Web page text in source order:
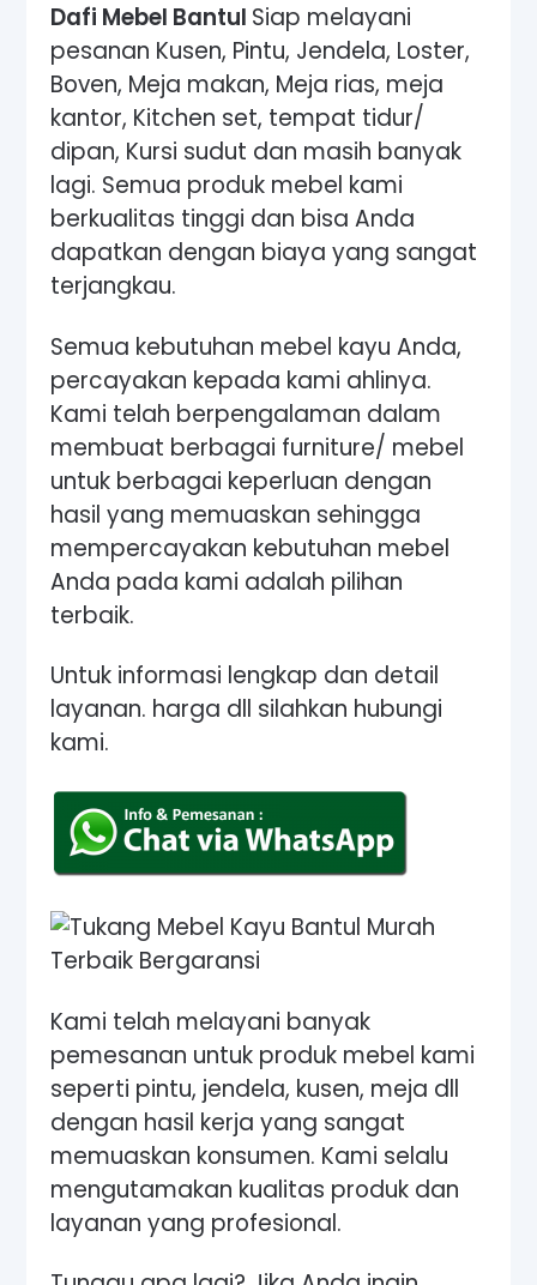
Dafi Mebel Bantul Siap melayani
pesanan Kusen, Pintu, Jendela, Loster,
Boven, Meja makan, Meja rias, meja
kantor, Kitchen set, tempat tidur/
dipan, Kursi sudut dan masih banyak
lagi. Semua produk mebel kami
berkualitas tinggi dan bisa Anda
dapatkan dengan biaya yang sangat
terjangkau.
Semua kebutuhan mebel kayu Anda,
percayakan kepada kami ahlinya.
Kami telah berpengalaman dalam
membuat berbagai furniture/ mebel
untuk berbagai keperluan dengan
hasil yang memuaskan sehingga
mempercayakan kebutuhan mebel
Anda pada kami adalah pilihan
terbaik.
Untuk informasi lengkap dan detail
layanan. harga dll silahkan hubungi
kami.
Kami telah melayani banyak
pemesanan untuk produk mebel kami
seperti pintu, jendela, kusen, meja dll
dengan hasil kerja yang sangat
memuaskan konsumen. Kami selalu
mengutamakan kualitas produk dan
layanan yang profesional.